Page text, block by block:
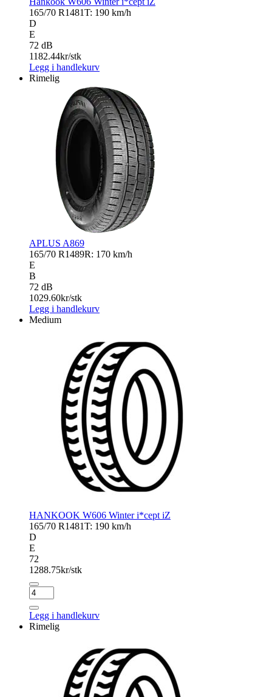
165/70 R1481T: 190 km/h
D
E
72 dB
1182.44kr/stk
Legg i handlekurv
Rimelig
APLUS A869
165/70 R1489R: 170 km/h
E
B
72 dB
1029.60kr/stk
Legg i handlekurv
Medium
HANKOOK W606 Winter i*cept iZ
165/70 R1481T: 190 km/h
D
E
72
1288.75kr/stk
HANKOOK
W606
Winter
i*cept
Legg i handlekurv
Rimelig